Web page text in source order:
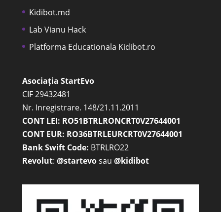
Kidibot.md
Lab Vianu Hack
Platforma Educationala Kidibot.ro
Asociația StartEvo
CIF 29432481
Nr. Inregistrare. 148/21.11.2011
CONT LEI: RO51BTRLRONCRT0V27644001
CONT EUR: RO36BTRLEURCRT0V27644001
Bank Swift Code: BTRLRO22
Revolut: @startevosau @kidibot